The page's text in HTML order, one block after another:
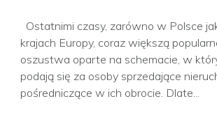
Ostatnimi czasy, zarówno w Polsce
krajach Europy, coraz większą
oszustwa oparte na schemacie, w
podają się za osoby sprzedające
pośredniczące w ich obrocie. Dlate...